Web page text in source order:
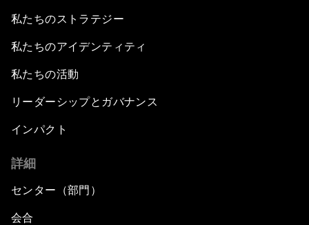
私たちのストラテジー
私たちのアイデンティティ
私たちの活動
リーダーシップとガバナンス
インパクト
詳細
センター（部門）
会合